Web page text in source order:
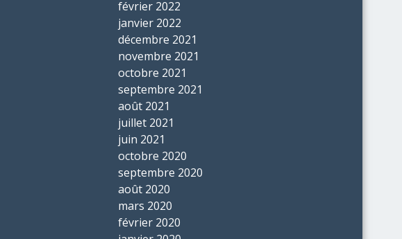
février 2022
janvier 2022
décembre 2021
novembre 2021
octobre 2021
septembre 2021
août 2021
juillet 2021
juin 2021
octobre 2020
septembre 2020
août 2020
mars 2020
février 2020